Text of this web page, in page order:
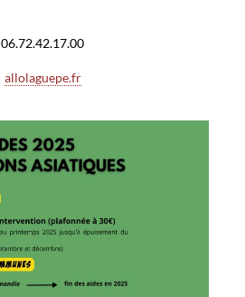
06.72.42.17.00
allolaguepe.fr